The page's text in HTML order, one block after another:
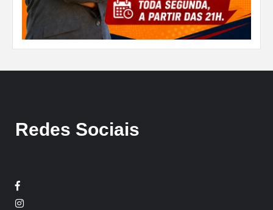
Redes Sociais
Facebook
Twitter